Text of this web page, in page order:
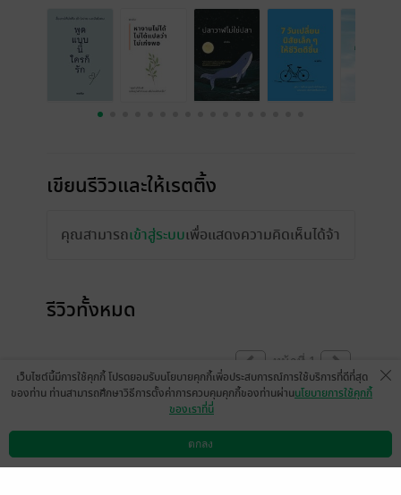
เขียนรีวิวและให้เรตติ้ง
คุณสามารถเข้าสู่ระบบเพื่อแสดงความคิดเห็นได้จ้า
รีวิวทั้งหมด
หน้าที่ 1
ดาวน์โหลดแอป วิธีการใช้งาน ติดต่อเรา
เว็บไซต์นี้มีการใช้คุกกี้ โปรดยอมรับนโยบายคุกกี้เพื่อประสบการณ์การใช้บริการที่ดีที่สุด
ของท่าน ท่านสามารถศึกษาวิธีการตั้งค่าการควบคุมคุกกี้ของท่านผ่านนโยบายการใช้คุกกี้
ของเราที่นี่
ตกลง